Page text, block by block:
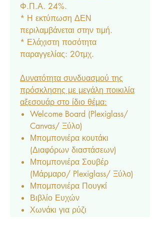
Φ.Π.Α. 24%.
* Η εκτύπωση ΔΕΝ
περιλαμβάνεται στην τιμή.
* Ελάχιστη ποσότητα
παραγγελίας: 20τμχ.
Δυνατότητα συνδυασμού της
πρόσκλησης με μεγάλη ποικιλία
αξεσουάρ στο ίδιο θέμα:
Welcome Board (Plexiglass/
Canvas/ Ξύλο)
Μπομπονιέρα κουτάκι
(Διαφόρων διαστάσεων)
Μπομπονιέρα Σουβέρ
(Μάρμαρο/ Plexiglass/ Ξύλο)
Μπομπονιέρα Πουγκί
Βιβλίο Ευχών
Χωνάκι για ρύζι